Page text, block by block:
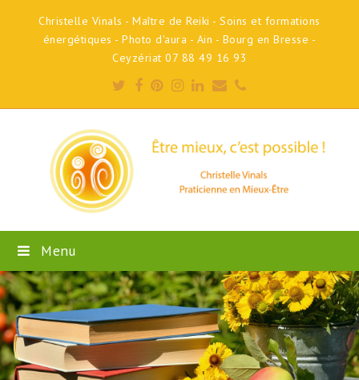
Christelle Vinals - Maître de Reiki - Soins et formations
énergétiques - Photo d'aura - Ain - Bourg en Bresse -
Ceyzériat 07 88 49 16 93
Twitter
Facebook
Pinterest
Instagram
LinkedIn
EmailPhone
Menu